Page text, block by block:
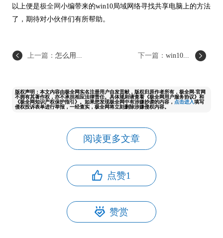
以上便是极全网 小编带来的win10局域网络寻找共享电脑上的方法
了，期待对小伙伴们有所帮助。
上一篇： 怎么用... 下一篇：win10...
版权声明：本文内容由极全网实名注册用户自发贡献，版权归原作者所有，极全网-官网
不拥有其著作权，亦不承担相应法律责任。具体规则请查看《极全网用户服务协议》和
《极全网知识产权保护指引》。如果您发现极全网中有涉嫌抄袭的内容， 点击进入填写
侵权投诉表单进行举报，一经查实，极全网将立刻删除涉嫌侵权内容。
阅读更多文章
点赞1
赞赏